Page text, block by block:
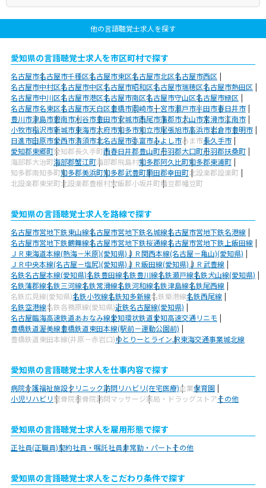
他の言語聴覚士求人を探す
愛知県の言語聴覚士求人を市区町村で探す
名古屋市名古屋市千種区名古屋市東区名古屋市北区名古屋市西区
名古屋市中村区名古屋市中区名古屋市昭和区名古屋市瑞穂区名古屋市熱田区
名古屋市中川区名古屋市港区名古屋市南区名古屋市守山区名古屋市緑区
名古屋市名東区名古屋市天白区豊橋市岡崎市一宮市瀬戸市半田市春日井市
豊川市津島市碧南市刈谷市豊田市安城市西尾市蒲郡市犬山市常滑市江南市
小牧市稲沢市新城市東海市大府市知多市知立市尾張旭市高浜市岩倉市豊明市
日進市田原市愛西市清須市北名古屋市弥富市みよし市あま市長久手市
愛知郡東郷町愛知郡長久手町西春日井郡豊山町丹羽郡大口町丹羽郡扶桑町
海部郡大治町海部郡蟹江町海部郡飛島村知多郡阿久比町知多郡東浦町
知多郡南知多町知多郡美浜町知多郡武豊町額田郡幸田町北設楽郡設楽町
北設楽郡東栄町北設楽郡豊根村宝飯郡小坂井町幡豆郡幡豆町
愛知県の言語聴覚士求人を路線で探す
名古屋市営地下鉄東山線名古屋市営地下鉄名城線名古屋市営地下鉄名港線
名古屋市営地下鉄鶴舞線名古屋市営地下鉄桜通線名古屋市営地下鉄上飯田線
ＪＲ東海道本線(熱海－米原)(愛知県)ＪＲ関西本線(名古屋－亀山)(愛知県)
ＪＲ中央本線(名古屋－塩尻)(愛知県)ＪＲ飯田線(愛知県)ＪＲ武豊線
名鉄名古屋本線(愛知県)名鉄豊田線名鉄豊川線名鉄瀬戸線名鉄犬山線(愛知県)
名鉄蒲郡線名鉄三河線名鉄常滑線名鉄河和線名鉄津島線名鉄尾西線
名鉄広見線(愛知県)名鉄小牧線名鉄知多新線名鉄築港線名鉄西尾線
名鉄空港線名鉄各務原線(愛知県)近鉄名古屋線(愛知県)
名古屋臨海高速鉄道あおなみ線愛知環状鉄道愛知高速交通リニモ
豊橋鉄道渥美線豊橋鉄道東田本線(駅前－運動公園前)
豊橋鉄道東田本線(井原－赤岩口)ゆとりーとラインJR東海交通事業城北線
愛知県の言語聴覚士求人を仕事内容で探す
病院介護福祉施設クリニック訪問リハビリ(在宅医療)企業保育園
小児リハビリ整骨院接骨院訪問マッサージ薬局・ドラッグストアその他
愛知県の言語聴覚士求人を雇用形態で探す
正社員(正職員)契約社員・嘱託社員非常勤・パートその他
愛知県の言語聴覚士求人をこだわり条件で探す